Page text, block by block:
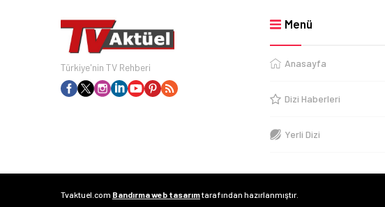
Türkiye'nin TV Rehberi
Menü
Anasayfa
Dizi Haberleri
Yerli Dizi
Tvaktuel.com Bandırma web tasarımtarafından hazırlanmıştır.